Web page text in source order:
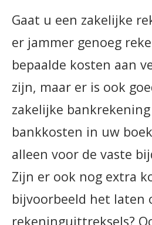
Gaat u een zakelijke
er jammer genoeg
bepaalde kosten aan
zijn, maar er is ook
zakelijke
bankkosten in uw
alleen voor de vaste
Zijn er ook nog extra
bijvoorbeeld het laten
rekeninguittreksels?